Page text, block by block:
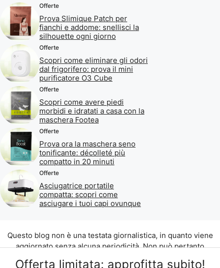
Offerta limitata: approfitta subito!
Offerte
Prova Slimique Patch per
fianchi e addome: snellisci la
silhouette ogni giorno
Offerte
Scopri come eliminare gli odori
dal frigorifero: prova il mini
purificatore O3 Cube
Offerte
Scopri come avere piedi
morbidi e idratati a casa con la
maschera Footea
Offerte
Prova ora la maschera seno
tonificante: décolleté più
compatto in 20 minuti
Offerte
Asciugatrice portatile
compatta: scopri come
asciugare i tuoi capi ovunque
Questo blog non è una testata giornalistica, in quanto viene
aggiornato senza alcuna periodicità. Non può pertanto